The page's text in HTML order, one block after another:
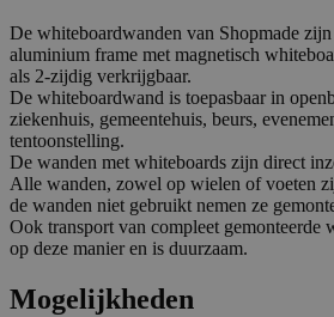
De whiteboardwanden van Shopmade
aluminium frame met magnetisch
als 2-zijdig verkrijgbaar.
De whiteboardwand is toepasbaar in
ziekenhuis, gemeentehuis, beurs,
tentoonstelling.
De wanden met whiteboards zijn direct
Alle wanden, zowel op wielen of voeten
de wanden niet gebruikt nemen ze
Ook transport van compleet gemonteerde
op deze manier en is duurzaam.
Mogelijkheden